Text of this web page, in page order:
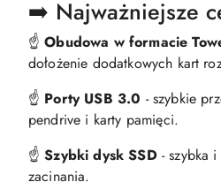
➡️ Najważniejsze
☝️Obudowa w formacie
dołożenie dodatkowych kart
☝️ Porty USB 3.0 - szybkie
pendrive i karty pamięci.
☝️Szybki dysk SSD- szybka i
zacinania.